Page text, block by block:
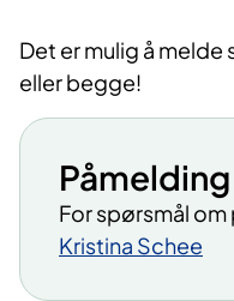
Det er mulig å melde
eller begge!
Påmelding
For spørsmål
Kristina Schee